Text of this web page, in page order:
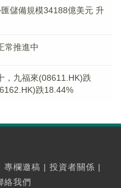
儲備規模34188億美元 升
常推進中
，九福來(08611.HK)跌
跌18.44%
專欄邀稿 | 投資者關係 |
絡我們